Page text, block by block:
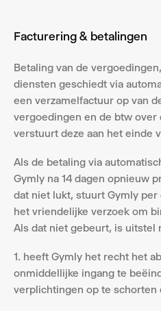
Facturering & betalingen
Betaling van de
diensten geschiedt via
een verzamelfactuur op van
vergoedingen en de btw over
verstuurt deze aan het einde
Als de betaling via
Gymly na 14 dagen opnieuw
dat niet lukt, stuurt Gymly
het vriendelijke verzoek om
Als dat niet gebeurt, is uitstel
1. heeft Gymly het recht het
onmiddellijke ingang te
verplichtingen op te schorten